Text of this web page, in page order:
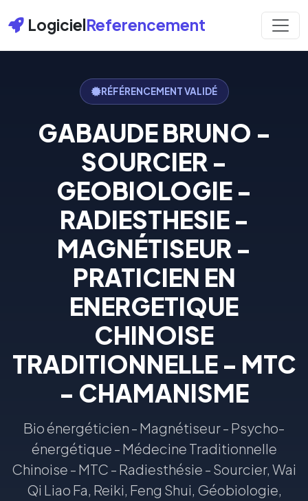
LogicielReferencement
RÉFÉRENCEMENT VALIDÉ
GABAUDE BRUNO -
SOURCIER -
GEOBIOLOGIE -
RADIESTHESIE -
MAGNÉTISEUR -
PRATICIEN EN
ENERGETIQUE
CHINOISE
TRADITIONNELLE - MTC
- CHAMANISME
Bio énergéticien - Magnétiseur - Psycho-
énergétique - Médecine Traditionnelle
Chinoise - MTC - Radiesthésie - Sourcier, Wai
Qi Liao Fa, Reiki, Feng Shui, Géobiologie,